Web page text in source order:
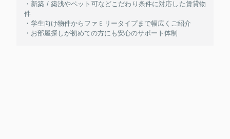
・新築 / 築浅やペット可などこだわり条件に対応した賃貸物
件
・学生向け物件からファミリータイプまで幅広くご紹介
・お部屋探しが初めての方にも安心のサポート体制